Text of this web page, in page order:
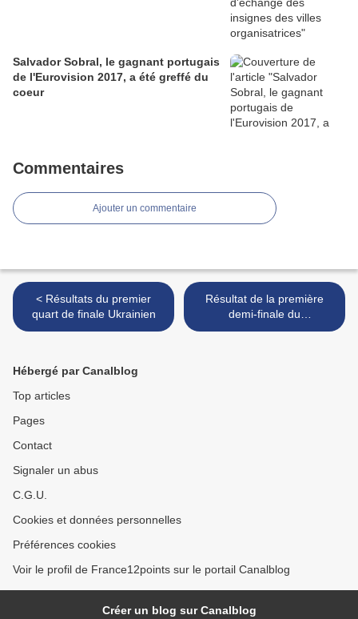
Salvador Sobral, le gagnant portugais
de l'Eurovision 2017, a été greffé du
coeur
Commentaires
Ajouter un commentaire
< Résultats du premier
quart de finale Ukrainien
Résultat de la première
demi-finale du
Melodifestivalen 2017 >
Hébergé par Canalblog
Top articles
Pages
Contact
Signaler un abus
C.G.U.
Cookies et données personnelles
Préférences cookies
Voir le profil de France12points sur le portail Canalblog
Créer un blog sur Canalblog